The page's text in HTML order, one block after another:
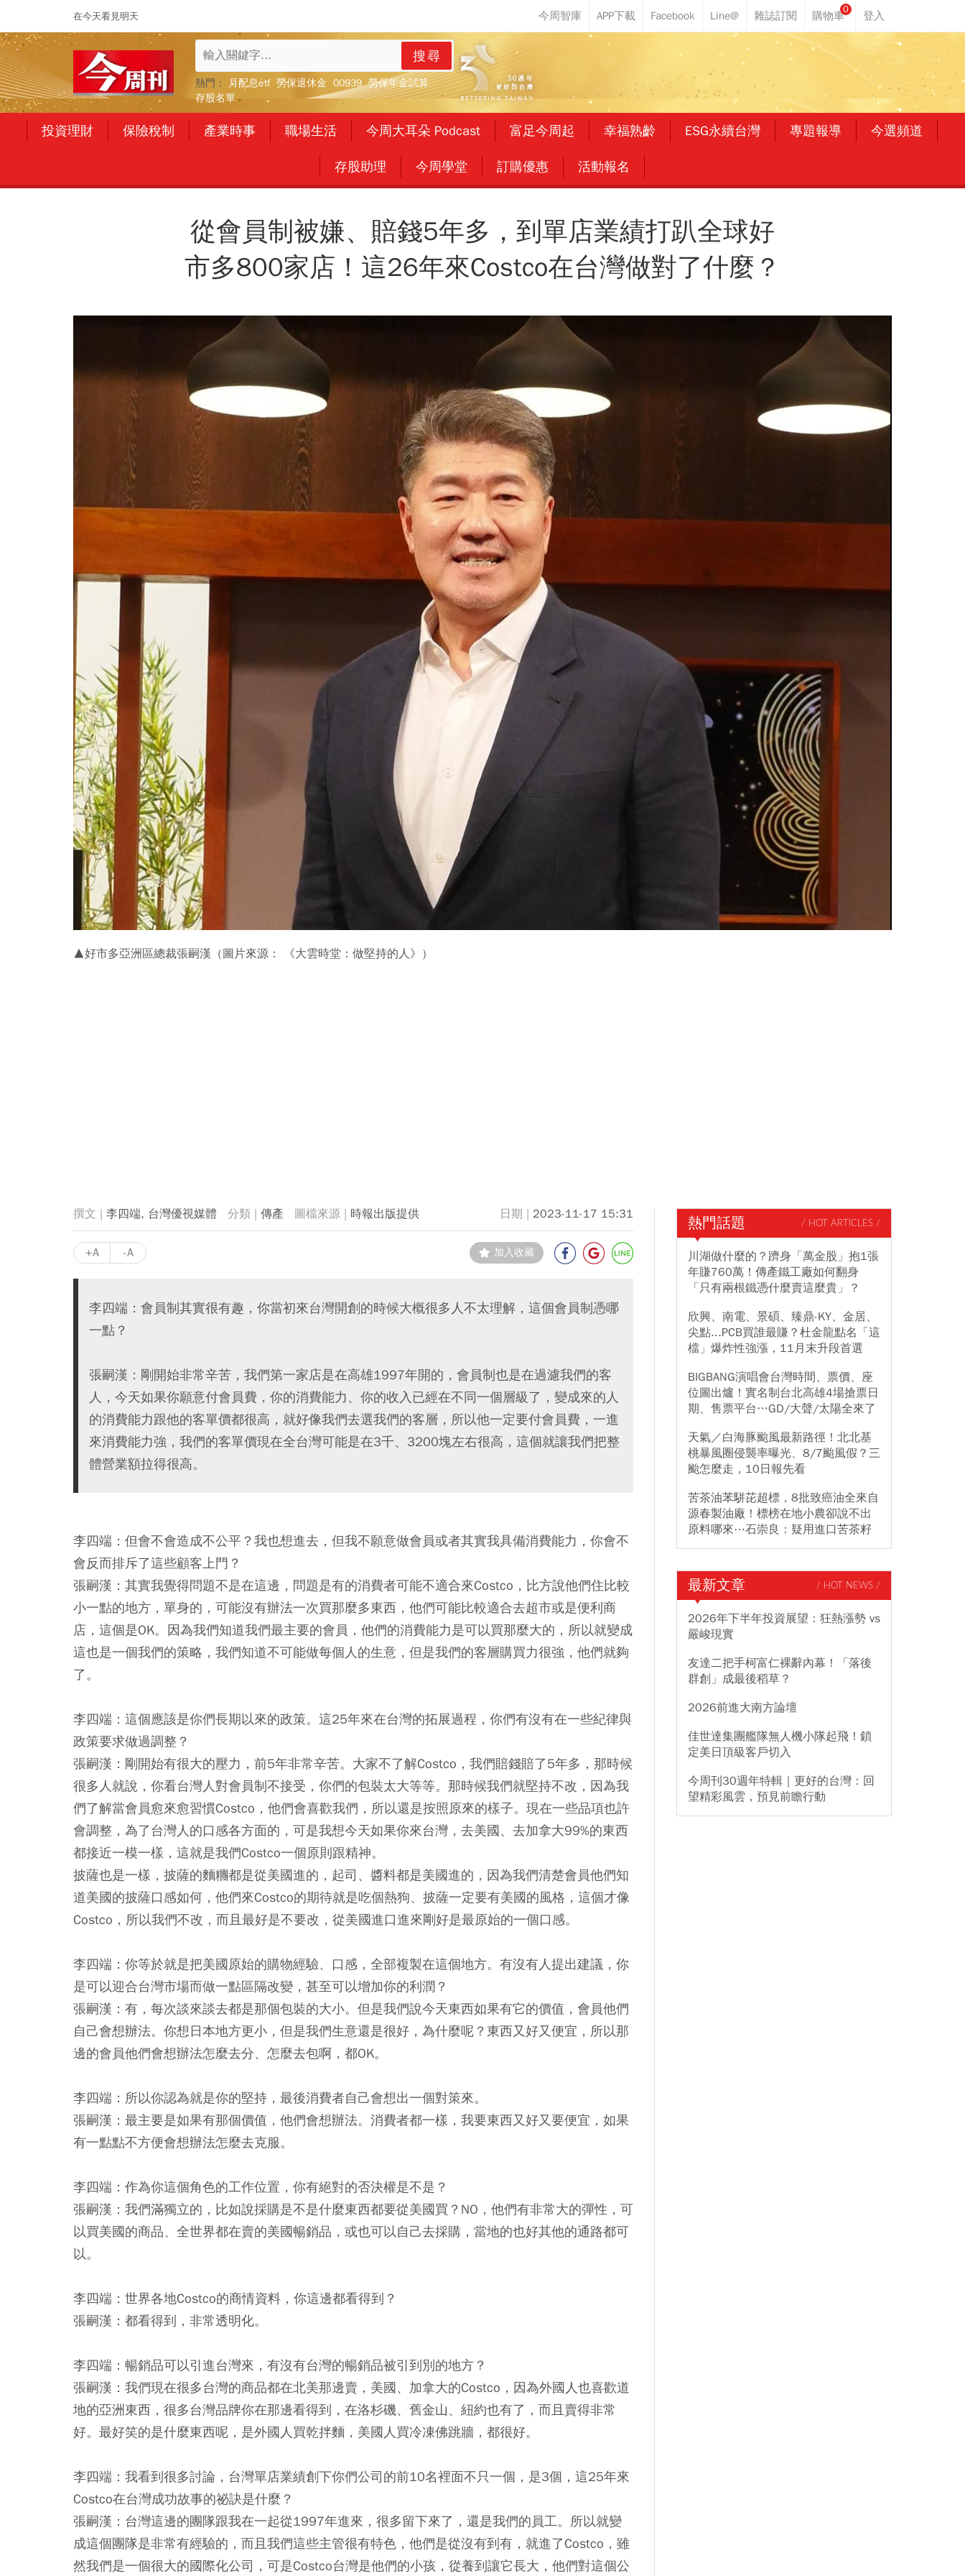
在今天看見明天
0
搜尋
熱門： 月配息etf 勞保退休金 00939 勞保年金試算
存股名單
投資理財 保險稅制 產業時事 職場生活 今周大耳朵 Podcast 富足今周起 幸福熟齡 ESG永續台灣 專題報導 今選頻道
存股助理 今周學堂 訂購優惠 活動報名
從會員制被嫌、賠錢5年多，到單店業績打趴全球好
市多800家店！這26年來Costco在台灣做對了什麼？
▲好市多亞洲區總裁張嗣漢（圖片來源： 《大雲時堂：做堅持的人》）
李四端, 台灣優視媒體 傳產 時報出版提供 2023-11-17 15:31
+A -A 加入收藏
李四端：會員制其實很有趣，你當初來台灣開創的時候大概很多人不太理解，這個會員制憑哪
一點？
張嗣漢：剛開始非常辛苦，我們第一家店是在高雄1997年開的，會員制也是在過濾我們的客
人，今天如果你願意付會員費，你的消費能力、你的收入已經在不同一個層級了，變成來的人
的消費能力跟他的客單價都很高，就好像我們去選我們的客層，所以他一定要付會員費，一進
來消費能力強，我們的客單價現在全台灣可能是在3千、3200塊左右很高，這個就讓我們把整
體營業額拉得很高。
李四端：但會不會造成不公平？我也想進去，但我不願意做會員或者其實我具備消費能力，你會不
會反而排斥了這些顧客上門？
張嗣漢：其實我覺得問題不是在這邊，問題是有的消費者可能不適合來Costco，比方說他們住比較
小一點的地方，單身的，可能沒有辦法一次買那麼多東西，他們可能比較適合去超市或是便利商
店，這個是OK。因為我們知道我們最主要的會員，他們的消費能力是可以買那麼大的，所以就變成
這也是一個我們的策略，我們知道不可能做每個人的生意，但是我們的客層購買力很強，他們就夠
了。
李四端：這個應該是你們長期以來的政策。這25年來在台灣的拓展過程，你們有沒有在一些紀律與
政策要求做過調整？
張嗣漢：剛開始有很大的壓力，前5年非常辛苦。大家不了解Costco，我們賠錢賠了5年多，那時候
很多人就說，你看台灣人對會員制不接受，你們的包裝太大等等。那時候我們就堅持不改，因為我
們了解當會員愈來愈習慣Costco，他們會喜歡我們，所以還是按照原來的樣子。現在一些品項也許
會調整，為了台灣人的口感各方面的，可是我想今天如果你來台灣，去美國、去加拿大99%的東西
都接近一模一樣，這就是我們Costco一個原則跟精神。
披薩也是一樣，披薩的麵糰都是從美國進的，起司、醬料都是美國進的，因為我們清楚會員他們知
道美國的披薩口感如何，他們來Costco的期待就是吃個熱狗、披薩一定要有美國的風格，這個才像
Costco，所以我們不改，而且最好是不要改，從美國進口進來剛好是最原始的一個口感。
李四端：你等於就是把美國原始的購物經驗、口感，全部複製在這個地方。有沒有人提出建議，你
是可以迎合台灣市場而做一點區隔改變，甚至可以增加你的利潤？
張嗣漢：有，每次談來談去都是那個包裝的大小。但是我們說今天東西如果有它的價值，會員他們
自己會想辦法。你想日本地方更小，但是我們生意還是很好，為什麼呢？東西又好又便宜，所以那
邊的會員他們會想辦法怎麼去分、怎麼去包啊，都OK。
李四端：所以你認為就是你的堅持，最後消費者自己會想出一個對策來。
張嗣漢：最主要是如果有那個價值，他們會想辦法。消費者都一樣，我要東西又好又要便宜，如果
有一點點不方便會想辦法怎麼去克服。
李四端：作為你這個角色的工作位置，你有絕對的否決權是不是？
張嗣漢：我們滿獨立的，比如說採購是不是什麼東西都要從美國買？NO，他們有非常大的彈性，可
以買美國的商品、全世界都在賣的美國暢銷品，或也可以自己去採購，當地的也好其他的通路都可
以。
李四端：世界各地Costco的商情資料，你這邊都看得到？
張嗣漢：都看得到，非常透明化。
李四端：暢銷品可以引進台灣來，有沒有台灣的暢銷品被引到別的地方？
張嗣漢：我們現在很多台灣的商品都在北美那邊賣，美國、加拿大的Costco，因為外國人也喜歡道
地的亞洲東西，很多台灣品牌你在那邊看得到，在洛杉磯、舊金山、紐約也有了，而且賣得非常
好。最好笑的是什麼東西呢，是外國人買乾拌麵，美國人買冷凍佛跳牆，都很好。
李四端：我看到很多討論，台灣單店業績創下你們公司的前10名裡面不只一個，是3個，這25年來
Costco在台灣成功故事的祕訣是什麼？
張嗣漢：台灣這邊的團隊跟我在一起從1997年進來，很多留下來了，還是我們的員工。所以就變
成這個團隊是非常有經驗的，而且我們這些主管很有特色，他們是從沒有到有，就進了Costco，雖
然我們是一個很大的國際化公司，可是Costco台灣是他們的小孩，從養到讓它長大，他們對這個公
熱門話題 / HOT ARTICLES /
川湖做什麼的？躋身「萬金股」抱1張
年賺760萬！傳產鐵工廠如何翻身
「只有兩根鐵憑什麼賣這麼貴」？
欣興、南電、景碩、臻鼎-KY、金居、
尖點...PCB買誰最賺？杜金龍點名「這
檔」爆炸性強漲，11月末升段首選
BIGBANG演唱會台灣時間、票價、座
位圖出爐！實名制台北高雄4場搶票日
期、售票平台…GD/大聲/太陽全來了
天氣／白海豚颱風最新路徑！北北基
桃暴風圈侵襲率曝光、8/7颱風假？三
颱怎麼走，10日報先看
苦茶油苯駢芘超標，8批致癌油全來自
源春製油廠！標榜在地小農卻說不出
原料哪來⋯石崇良：疑用進口苦茶籽
最新文章 / HOT NEWS /
2026年下半年投資展望：狂熱漲勢 vs
嚴峻現實
友達二把手柯富仁裸辭內幕！「落後
群創」成最後稻草？
2026前進大南方論壇
佳世達集團艦隊無人機小隊起飛！鎖
定美日頂級客戶切入
今周刊30週年特輯｜更好的台灣：回
望精彩風雲，預見前瞻行動